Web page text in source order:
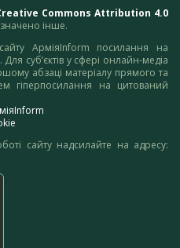
Commons Attribution 4.0
інше.
АрміяInform посилання на
Для суб’єктів у сфері онлайн-медіа
абзаці матеріалу прямого та
гіперпосилання на цитований
сайту надсилайте на адресу: